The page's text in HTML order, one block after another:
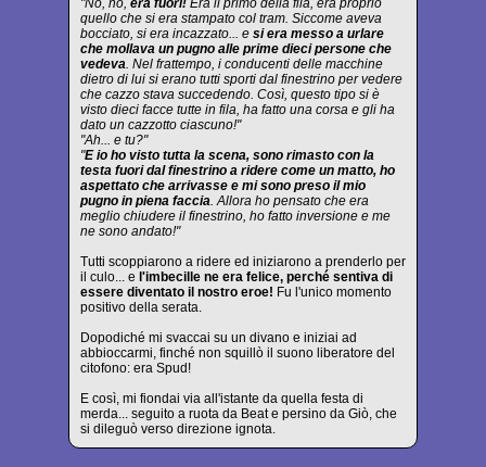
"No, no, era fuori! Era il primo della fila, era proprio
quello che si era stampato col tram. Siccome aveva
bocciato, si era incazzato... e si era messo a urlare
che mollava un pugno alle prime dieci persone che
vedeva. Nel frattempo, i conducenti delle macchine
dietro di lui si erano tutti sporti dal finestrino per vedere
che cazzo stava succedendo. Così, questo tipo si è
visto dieci facce tutte in fila, ha fatto una corsa e gli ha
dato un cazzotto ciascuno!"
"Ah... e tu?"
"E io ho visto tutta la scena, sono rimasto con la
testa fuori dal finestrino a ridere come un matto, ho
aspettato che arrivasse e mi sono preso il mio
pugno in piena faccia. Allora ho pensato che era
meglio chiudere il finestrino, ho fatto inversione e me
ne sono andato!"
Tutti scoppiarono a ridere ed iniziarono a prenderlo per
il culo... e l'imbecille ne era felice, perché sentiva di
essere diventato il nostro eroe! Fu l'unico momento
positivo della serata.
Dopodiché mi svaccai su un divano e iniziai ad
abbioccarmi, finché non squillò il suono liberatore del
citofono: era Spud!
E così, mi fiondai via all'istante da quella festa di
merda... seguito a ruota da Beat e persino da Giò, che
si dileguò verso direzione ignota.